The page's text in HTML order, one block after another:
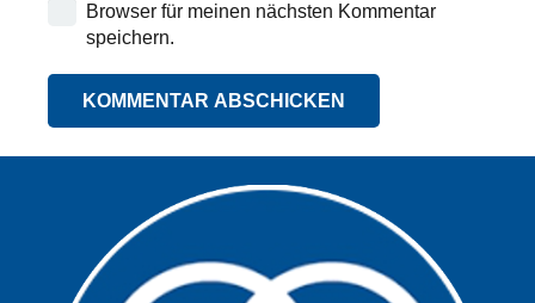
Browser für meinen nächsten Kommentar
speichern.
KOMMENTAR ABSCHICKEN